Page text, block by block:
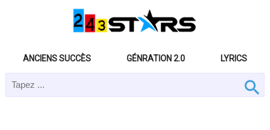
ANCIENS SUCCÈS GÉNRATION 2.0 LYRICS